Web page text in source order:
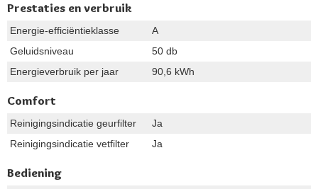
Prestaties en verbruik
Energie-efficiëntieklasse
A
Geluidsniveau
50 db
Energieverbruik per jaar
90,6 kWh
Comfort
Reinigingsindicatie geurfilter
Ja
Reinigingsindicatie vetfilter
Ja
Bediening